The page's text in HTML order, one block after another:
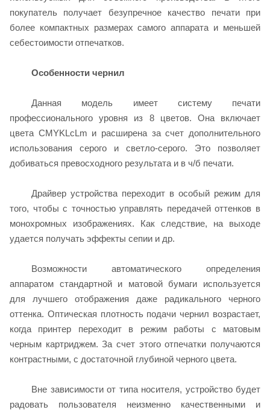
покупатель получает безупречное качество печати при
более компактных размерах самого аппарата и меньшей
себестоимости отпечатков.
Особенности чернил
Данная модель имеет систему печати
профессионального уровня из 8 цветов. Она включает
цвета CMYKLcLm и расширена за счет дополнительного
использования серого и светло-серого. Это позволяет
добиваться превосходного результата и в ч/б печати.
Драйвер устройства переходит в особый режим для
того, чтобы с точностью управлять передачей оттенков в
монохромных изображениях. Как следствие, на выходе
удается получать эффекты сепии и др.
Возможности автоматического определения
аппаратом стандартной и матовой бумаги используется
для лучшего отображения даже радикального черного
оттенка. Оптическая плотность подачи чернил возрастает,
когда принтер переходит в режим работы с матовым
черным картриджем. За счет этого отпечатки получаются
контрастными, с достаточной глубиной черного цвета.
Вне зависимости от типа носителя, устройство будет
радовать пользователя неизменно качественными и